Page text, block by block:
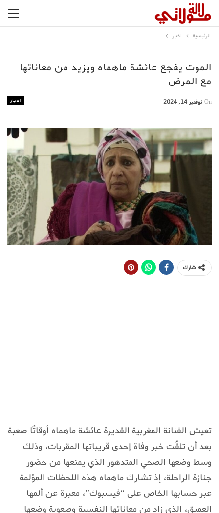
الرئيسية اخبار
الموت يفجع عائشة ماهماه ويزيد من معاناتها
مع المرض
اخبار On نوفمبر 14, 2024
شارك
تعيش الفنانة المغربية القديرة عائشة ماهماه أوقاتًا صعبة
بعد أن تلقّت خبر وفاة إحدى قريباتها المقربات، وذلك
وسط وضعها الصحي المتدهور الذي يمنعها من حضور
جنازة الراحلة، إذ تشارك ماهماه هذه اللحظات المؤلمة
عبر حسابها الخاص على “فيسبوك”، معبرة عن ألمها
العميق، الذي زاد من معاناتها النفسية وصعوبة وضعها